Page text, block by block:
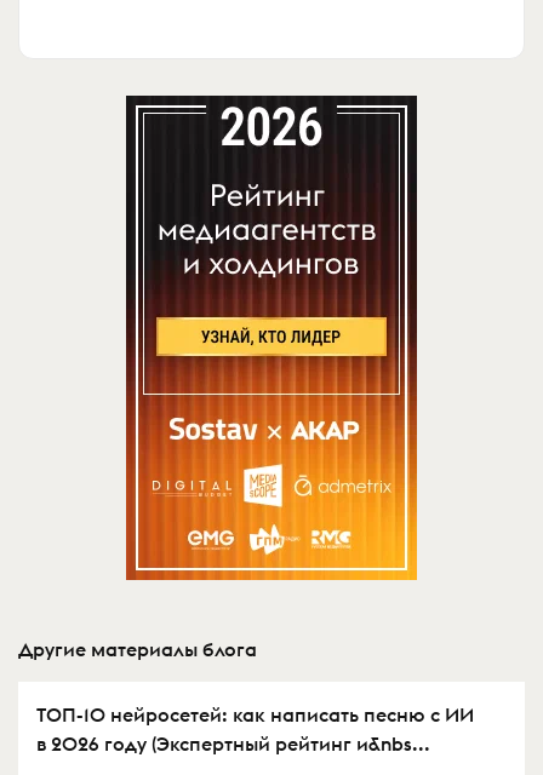
Другие материалы блога
ТОП-10 нейросетей: как написать песню с ИИ
в 2026 году (Экспертный рейтинг и&nbs...